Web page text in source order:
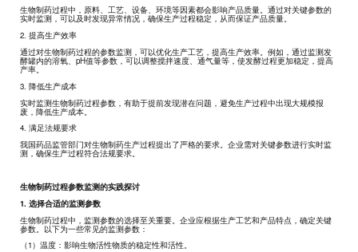
生物制药过程中，原料、工艺、设备、环境等因素都会影响产品质量。通过对关键参数的
实时监测，可以及时发现异常情况，确保生产过程稳定，从而保证产品质量。
2. 提高生产效率
通过对生物制药过程的参数监测，可以优化生产工艺，提高生产效率。例如，通过监测发
酵罐内的溶氧、pH值等参数，可以调整搅拌速度、通气量等，使发酵过程更加稳定，提高
产率。
3. 降低生产成本
实时监测生物制药过程参数，有助于提前发现潜在问题，避免生产过程中出现大规模报
废，降低生产成本。
4. 满足法规要求
我国药品监管部门对生物制药生产过程提出了严格的要求。企业需对关键参数进行实时监
测，确保生产过程符合法规要求。
生物制药过程参数监测的实践探讨
1. 选择合适的监测参数
生物制药过程中，监测参数的选择至关重要。企业应根据生产工艺和产品特点，确定关键
参数。以下为一些常见的监测参数：
（1）温度：影响生物活性物质的稳定性和活性。